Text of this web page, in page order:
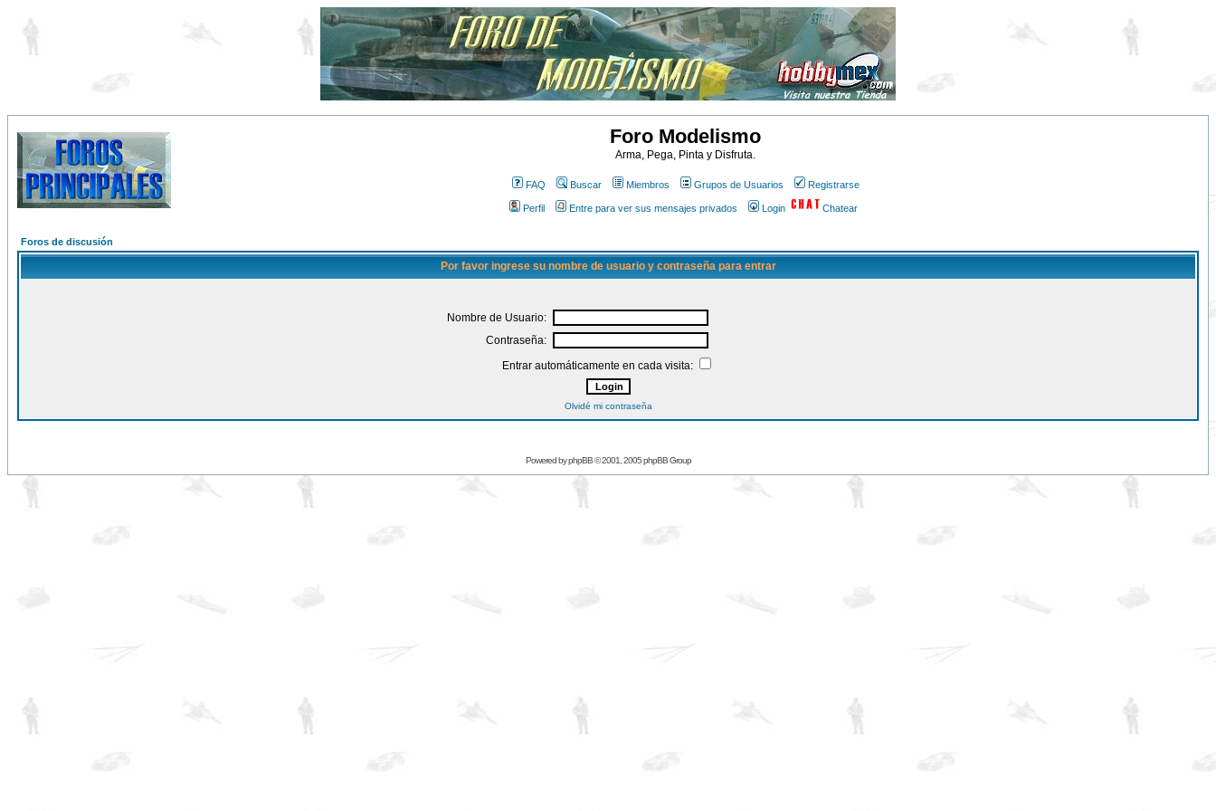
Foro Modelismo
Arma, Pega, Pinta y Disfruta.
FAQ Buscar Miembros Grupos de Usuarios Registrarse
Perfil Entre para ver sus mensajes privados Login Chatear
Foros de discusión
Por favor ingrese su nombre de usuario y contraseña para entrar
Nombre de Usuario:
Contraseña:
Entrar automáticamente en cada visita:
Olvidé mi contraseña
Powered byphpBB© 2001, 2005 phpBB Group